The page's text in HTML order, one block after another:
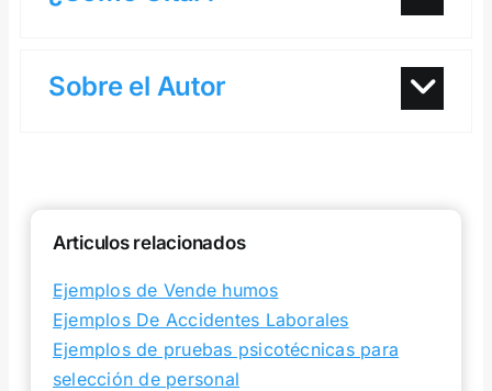
Sobre el Autor
Articulos relacionados
Ejemplos de Vende humos
Ejemplos De Accidentes Laborales
Ejemplos de pruebas psicotécnicas para
selección de personal